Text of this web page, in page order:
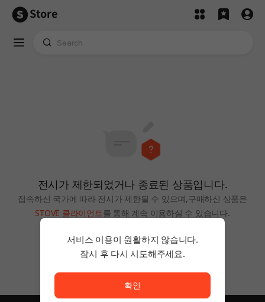
Store
전시가 제한되었거나 종료된 상품입니다.
접속하신 국가에 따라 전시가 제한될 수 있으며,구매하신 상품은
STOVE 클라이언트를 통해 계속 이용하실 수 있습니다.
홈으로
서비스 이용이 원활하지 않습니다.
잠시 후 다시 시도해주세요.
확인